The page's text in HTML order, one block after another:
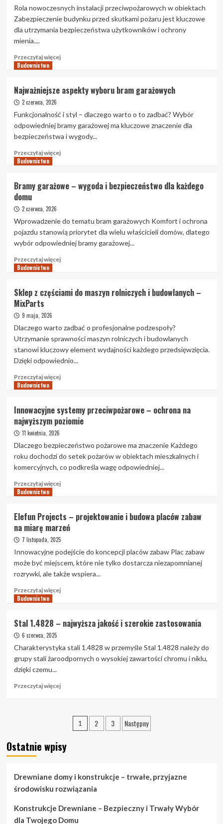
Bezpieczeństwo
na
Pierwszym
Miejscu
Rola nowoczesnych instalacji przeciwpożarowych w obiektach
Zabezpieczenie budynku przed skutkami pożaru jest kluczowe
dla utrzymania bezpieczeństwa użytkowników i ochrony
mienia....
Przeczytaj więcejPrzeczytaj
systemy
–
bezpieczeństwa
Budownictwo
Najważniejsze aspekty wyboru bram garażowych
2 czerwca, 2026
Funkcjonalność i styl – dlaczego warto o to zadbać? Wybór
odpowiedniej bramy garażowej ma kluczowe znaczenie dla
bezpieczeństwa i wygody...
Przeczytaj więcejPrzeczytaj
aspekty
garażowych
Budownictwo
Bramy garażowe – wygoda i bezpieczeństwo dla każdego
domu
2 czerwca, 2026
Wprowadzenie do tematu bram garażowych Komfort i ochrona
pojazdu stanowią priorytet dla wielu właścicieli domów, dlatego
wybór odpowiedniej bramy garażowej...
Przeczytaj więcejPrzeczytaj
garażowe
bezpieczeństwo
dla
każdego
domu
Budownictwo
Sklep z częściami do maszyn rolniczych i budowlanych –
MixParts
9 maja, 2026
Dlaczego warto zadbać o profesjonalne podzespoły?
Utrzymanie sprawności maszyn rolniczych i budowlanych
stanowi kluczowy element wydajności każdego przedsięwzięcia.
Dzięki odpowiednio...
Przeczytaj więcejPrzeczytaj
z
częściami
maszyn
i
budowlanych
–
MixParts
Budownictwo
Innowacyjne systemy przeciwpożarowe – ochrona na
najwyższym poziomie
11 kwietnia, 2026
Dlaczego bezpieczeństwo pożarowe ma znaczenie Każdego
roku dochodzi do setek pożarów w obiektach mieszkalnych i
komercyjnych, co podkreśla wagę odpowiedniej...
Przeczytaj więcejPrzeczytaj
systemy
przeciwpożarowe
–
ochrona
najwyższym
poziomie
Budownictwo
Elefun Projects – projektowanie i budowa placów zabaw
na miarę marzeń
7 listopada, 2025
Innowacyjne podejście do koncepcji placów zabaw Plac zabaw
może być miejscem, które nie tylko dostarcza niezapomnianej
rozrywki, ale także wspiera...
Przeczytaj więcejPrzeczytaj
Projects
projektowanie
budowa
zabaw
Budownictwo
Stal 1.4828 – najwyższa jakość i szerokie zastosowania
6 czerwca, 2025
Charakterystyka stali 1.4828 w przemyśle Stal 1.4828 należy do
grupy stali żaroodpornych o wysokiej zawartości chromu i niklu,
dzięki czemu...
Przeczytaj więcejPrzeczytaj
1.4828
jakość
zastosowania
Stronicowanie
1 2 3 Następny
Ostatnie wpisy
Drewniane domy i konstrukcje – trwałe, przyjazne
środowisku rozwiązania
Konstrukcje Drewniane – Bezpieczny i Trwały Wybór
dla Twojego Domu